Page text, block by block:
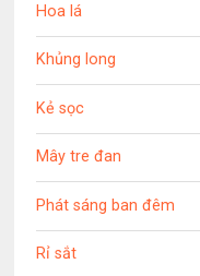
Hoa lá
Khủng long
Kẻ sọc
Mây tre đan
Phát sáng ban đêm
Rỉ sắt